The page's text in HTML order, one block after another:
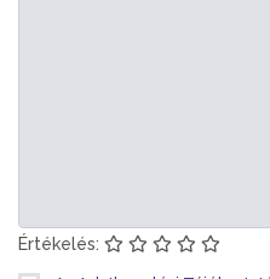
Értékelés: